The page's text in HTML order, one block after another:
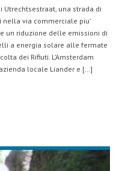
una strada di
via commerciale piu’
un riduzione delle emissioni di
a energia solare alle fermate
dei Rifiuti. L’Amsterdam
locale Liander e […]